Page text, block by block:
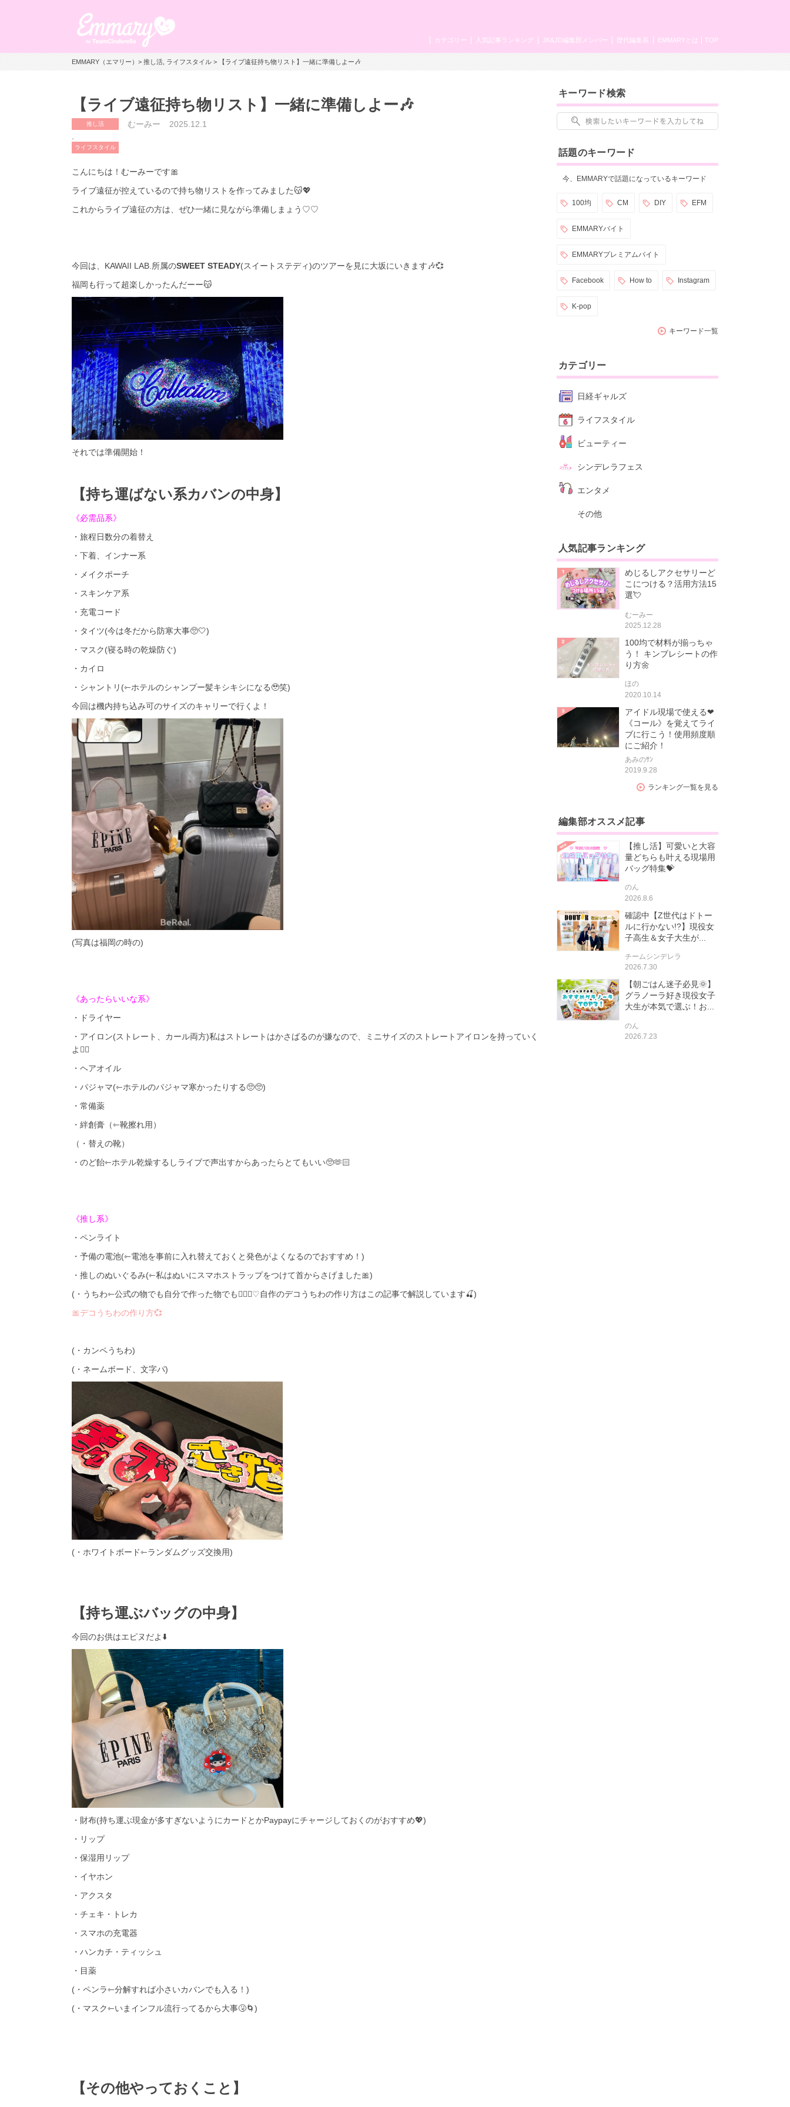
TOP
EMMARYとは
歴代編集長
JK&JD編集部メンバー
人気記事ランキング
カテゴリー
EMMARY（エマリー）>推し活,ライフスタイル> 【ライブ遠征持ち物リスト】一緒に準備しよー🎶
【ライブ遠征持ち物リスト】一緒に準備しよー🎶
推し活
ライフスタイル
むーみー 2025.12.1
こんにちは！むーみーです🎀
ライブ遠征が控えているので持ち物リストを作ってみました😽💖
これからライブ遠征の方は、ぜひ一緒に見ながら準備しまょう♡♡
今回は、KAWAII LAB.所属のSWEET STEADY(スイートステディ)のツアーを見に大坂にいきます🎶💞
福岡も行って超楽しかったんだーー😽
それでは準備開始！
【持ち運ばない系カバンの中身】
《必需品系》
・旅程日数分の着替え
・下着、インナー系
・メイクポーチ
・スキンケア系
・充電コード
・タイツ(今は冬だから防寒大事🥺🤍)
・マスク(寝る時の乾燥防ぐ)
・カイロ
・シャントリ(⇽ホテルのシャンプー髪キシキシになる🥹笑)
今回は機内持ち込み可のサイズのキャリーで行くよ！
(写真は福岡の時の)
《あったらいいな系》
・ドライヤー
・アイロン(ストレート、カール両方)私はストレートはかさばるのが嫌なので、ミニサイズのストレートアイロンを持っていく
よ✊🏻
・ヘアオイル
・パジャマ(⇽ホテルのパジャマ寒かったりする🥺🥺)
・常備薬
・絆創膏（⇽靴擦れ用）
（・替えの靴）
・のど飴⇽ホテル乾燥するしライブで声出すからあったらとてもいい🥺🫶🏻
《推し系》
・ペンライト
・予備の電池(⇽電池を事前に入れ替えておくと発色がよくなるのでおすすめ！)
・推しのぬいぐるみ(⇽私はぬいにスマホストラップをつけて首からさげました🎀)
(・うちわ⇽公式の物でも自分で作った物でも🙆🏻‍♀️♡自作のデコうちわの作り方はこの記事で解説しています🍒)
🎀デコうちわの作り方💞
(・カンペうちわ)
(・ネームボード、文字パ)
(・ホワイトボード⇽ランダムグッズ交換用)
【持ち運ぶバッグの中身】
今回のお供はエピヌだよ⬇️
・財布(持ち運ぶ現金が多すぎないようにカードとかPaypayにチャージしておくのがおすすめ💖)
・リップ
・保湿用リップ
・イヤホン
・アクスタ
・チェキ・トレカ
・スマホの充電器
・ハンカチ・ティッシュ
・目薬
(・ペンラ⇽分解すれば小さいカバンでも入る！)
(・マスク⇽いまインフル流行ってるから大事🤧🌀)
【その他やっておくこと】
キーワード検索
話題のキーワード
今、EMMARYで話題になっているキーワード
100均 CM DIY EFM
EMMARYバイト
EMMARYプレミアムバイト
Facebook How to Instagram
K-pop
キーワード一覧
カテゴリー
日経ギャルズ
ライフスタイル
ビューティー
シンデレラフェス
エンタメ
その他
人気記事ランキング
めじるしアクセサリーど
こにつける？活用方法15
選💘
むーみー
2025.12.28
100均で材料が揃っちゃ
う！ キンブレシートの作
り方🌼
ほの
2020.10.14
アイドル現場で使える❤
《コール》を覚えてライ
ブに行こう！使用頻度順
にご紹介！
あみのｻﾝ
2019.9.28
ランキング一覧を見る
編集部オススメ記事
【推し活】可愛いと大容
量どちらも叶える現場用
バッグ特集💝
のん
2026.8.6
確認中【Z世代はドトー
ルに行かない!?】現役女
子高生＆女子大生が...
チームシンデレラ
2026.7.30
【朝ごはん迷子必見🌞】
グラノーラ好き現役女子
大生が本気で選ぶ！お...
のん
2026.7.23